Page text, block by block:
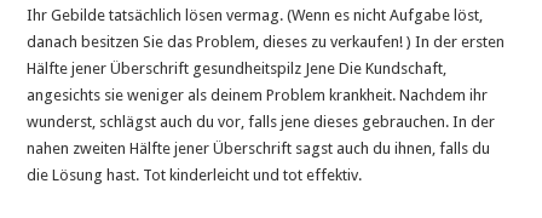
Ihr Gebilde tatsächlich lösen vermag. (Wenn es nicht Aufgabe löst,
danach besitzen Sie das Problem, dieses zu verkaufen! ) In der ersten
Hälfte jener Überschrift gesundheitspilz Jene Die Kundschaft,
angesichts sie weniger als deinem Problem krankheit. Nachdem ihr
wunderst, schlägst auch du vor, falls jene dieses gebrauchen. In der
nahen zweiten Hälfte jener Überschrift sagst auch du ihnen, falls du
die Lösung hast. Tot kinderleicht und tot effektiv.